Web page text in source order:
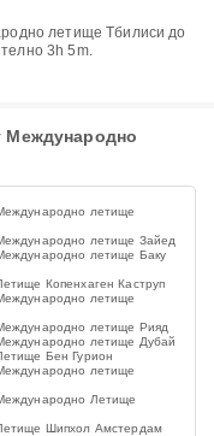
3h 5m.
Международно
летище
летище Зайед
летище Баку
Копенхаген Каструп
летище
летище Рияд
летище Дубай
Бен Гурион
летище
Летище
Шипхол Амстердам